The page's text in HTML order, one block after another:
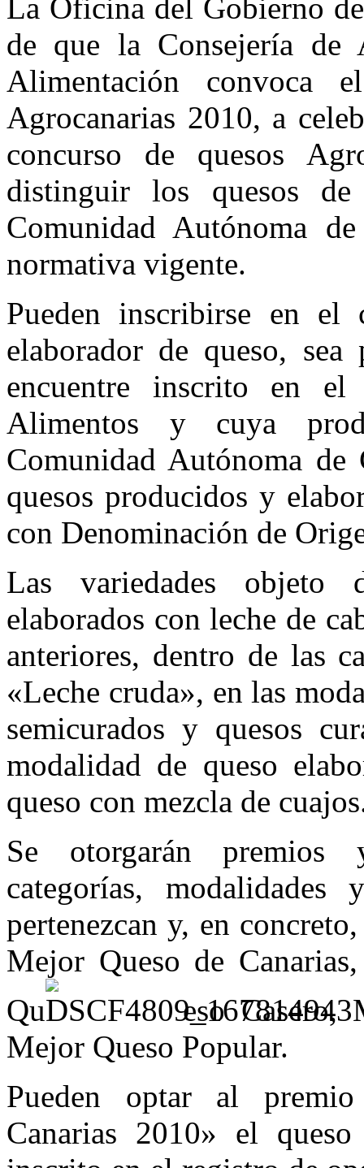
de
Agrocanarias
2010
ha
convocado
La Oficina del Gobierno
de que la Consejería de
Alimentación convoca
Agrocanarias 2010, a
concurso de quesos
distinguir los quesos
Comunidad Autónoma
normativa vigente.
Pueden inscribirse en el
elaborador de queso,
encuentre inscrito en el
Alimentos y cuya
Comunidad Autónoma de
quesos producidos y
con Denominación de
Las variedades objeto
elaborados con leche de
anteriores, dentro de las
«Leche cruda», en las
semicurados y quesos
modalidad de queso
queso con mezcla de
Se otorgarán premios
categorías,
pertenezcan y, en
Mejor Queso de
Qu
eso Casero,
Mejor Queso Popular.
Pueden optar al
Canarias 2010» el